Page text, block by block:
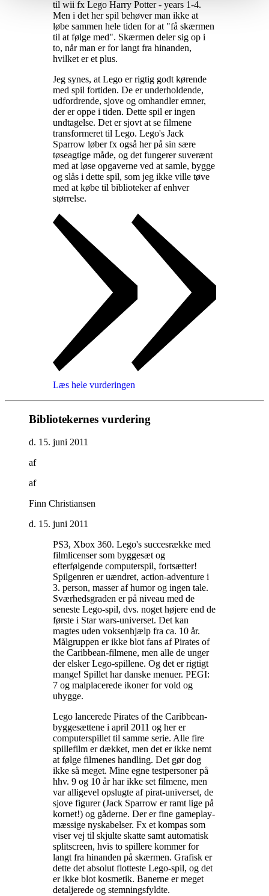
til wii fx Lego Harry Potter - years 1-4.
Men i det her spil behøver man ikke at
løbe sammen hele tiden for at "få skærmen
til at følge med". Skærmen deler sig op i
to, når man er for langt fra hinanden,
hvilket er et plus.
Jeg synes, at Lego er rigtig godt kørende
med spil fortiden. De er underholdende,
udfordrende, sjove og omhandler emner,
der er oppe i tiden. Dette spil er ingen
undtagelse. Det er sjovt at se filmene
transformeret til Lego. Lego's Jack
Sparrow løber fx også her på sin sære
tøseagtige måde, og det fungerer suverænt
med at løse opgaverne ved at samle, bygge
og slås i dette spil, som jeg ikke ville tøve
med at købe til biblioteker af enhver
størrelse.
Læs hele vurderingen
Bibliotekernes vurdering
d. 15. juni 2011
af
af
Finn Christiansen
d. 15. juni 2011
PS3, Xbox 360. Lego's succesrække med
filmlicenser som byggesæt og
efterfølgende computerspil, fortsætter!
Spilgenren er uændret, action-adventure i
3. person, masser af humor og ingen tale.
Sværhedsgraden er på niveau med de
seneste Lego-spil, dvs. noget højere end de
første i Star wars-universet. Det kan
magtes uden voksenhjælp fra ca. 10 år.
Målgruppen er ikke blot fans af Pirates of
the Caribbean-filmene, men alle de unger
der elsker Lego-spillene. Og det er rigtigt
mange! Spillet har danske menuer. PEGI:
7 og malplacerede ikoner for vold og
uhygge.
Lego lancerede Pirates of the Caribbean-
byggesættene i april 2011 og her er
computerspillet til samme serie. Alle fire
spillefilm er dækket, men det er ikke nemt
at følge filmenes handling. Det gør dog
ikke så meget. Mine egne testpersoner på
hhv. 9 og 10 år har ikke set filmene, men
var alligevel opslugte af pirat-universet, de
sjove figurer (Jack Sparrow er ramt lige på
kornet!) og gåderne. Der er fine gameplay-
mæssige nyskabelser. Fx et kompas som
viser vej til skjulte skatte samt automatisk
splitscreen, hvis to spillere kommer for
langt fra hinanden på skærmen. Grafisk er
dette det absolut flotteste Lego-spil, og det
er ikke blot kosmetik. Banerne er meget
detaljerede og stemningsfyldte.